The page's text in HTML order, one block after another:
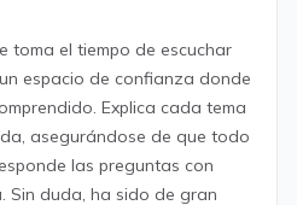
toma el tiempo de escuchar
espacio de confianza donde
Explica cada tema
asegurándose de que todo
las preguntas con
Sin duda, ha sido de gran